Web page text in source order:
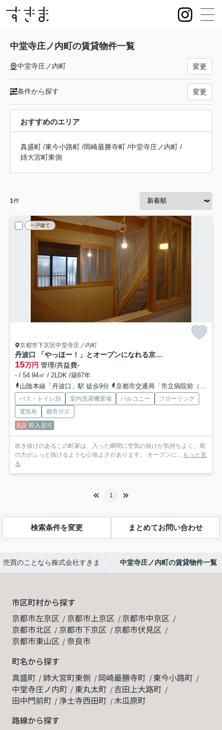
中堂寺庄ノ内町の賃貸物件一覧
中堂寺庄ノ内町 変更
条件から探す 変更
おすすめのエリア
真盛町 /東今小路町 /岡崎最勝寺町 /中堂寺庄ノ内町 /
姉大宮町東側
1件
一戸建て
京都市下京区中堂寺庄ノ内町
丹波口 「やっほー！」とオープンになれる京町家
15万円 管理/共益費-
- / 54.94㎡ / 2LDK /築87年
山陰本線「丹波口」駅 徒歩9分
京都市交通局「市立病院前（京都市中京区）」バス停下車 徒歩5分
バス・トイレ別 室内洗濯機置場 バルコニー
フローリング
電気有
都市ガス
礼0 即入居可
吹き抜けのあるこの町家は、入った瞬間に空気の抜けが気持ちよく、肩
の力がふっと抜けるような心地よさがあります。 オープンに...
もっと見
る
1
検索条件を変更 まとめてお問い合わせ
買のことなら株式会社すきま 中堂寺庄ノ内町の賃貸物件一覧
市区町村から探す
京都市左京区
京都市上京区
京都市中京区
京都市北区
京都市下京区
京都市伏見区
京都市東山区
奈良市
町名から探す
真盛町
姉大宮町東側 岡崎最勝寺町
東今小路町
中堂寺庄ノ内町
東丸太町
吉田上大路町
田中門前町
浄土寺西田町
木瓜原町
路線から探す